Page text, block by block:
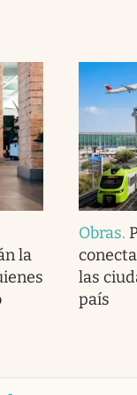
la
Obras.
las
país